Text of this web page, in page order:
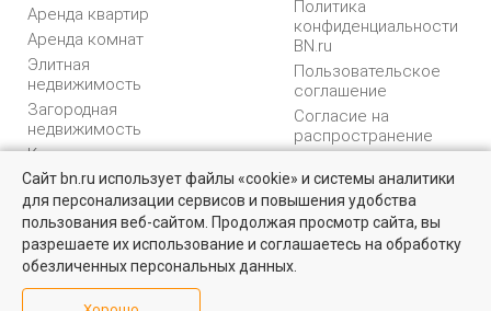
Квартиры на вторичном рынке
Более 10 тысяч квартир в Санкт-Петербурге и области от
собственников и агентств недвижимости
Посмотреть
Аренда квартир
Аренда комнат
Элитная
недвижимость
Загородная
недвижимость
Коммерческая
недвижимость
Политика
конфиденциальности
BN.ru
Пользовательское
соглашение
Согласие на
распространение
персональных данных
Карта сайта
Медийная реклама
PR продвижение
Сайт bn.ru использует файлы «cookie» и системы аналитики
для персонализации сервисов и повышения удобства
пользования веб-сайтом. Продолжая просмотр сайта, вы
разрешаете их использование и соглашаетесь на обработку
обезличенных персональных данных.